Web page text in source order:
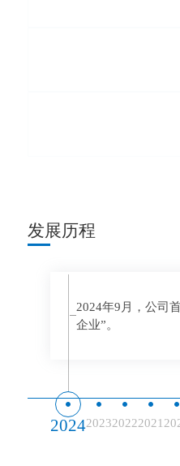
发展历程
2024年9月，公司
企业”。
2024202320222021